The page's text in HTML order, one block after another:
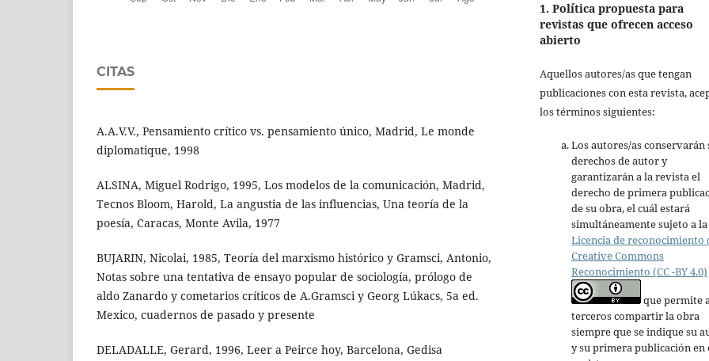
CITAS
A.A.V.V., Pensamiento crítico vs. pensamiento único, Madrid, Le monde
diplomatique, 1998
ALSINA, Miguel Rodrigo, 1995, Los modelos de la comunicación, Madrid,
Tecnos Bloom, Harold, La angustia de las influencias, Una teoría de la
poesía, Caracas, Monte Avila, 1977
BUJARIN, Nicolai, 1985, Teoría del marxismo histórico y Gramsci, Antonio,
Notas sobre una tentativa de ensayo popular de sociología, prólogo de
aldo Zanardo y cometarios críticos de A.Gramsci y Georg Lúkacs, 5a ed.
Mexico, cuadernos de pasado y presente
DELADALLE, Gerard, 1996, Leer a Peirce hoy, Barcelona, Gedisa
1. Política propuesta para
revistas que ofrecen acceso
abierto
Aquellos autores/as que tengan
publicaciones con esta revista,
los términos siguientes:
Los autores/as conservarán
derechos de autor y
garantizarán a la revista el
derecho de primera
de su obra, el cuál estará
simultáneamente sujeto a la
Licencia de reconocimiento
Creative Commons
Reconocimiento (CC -BY 4.0)
que permite
terceros compartir la obra
siempre que se indique su
y su primera publicación en